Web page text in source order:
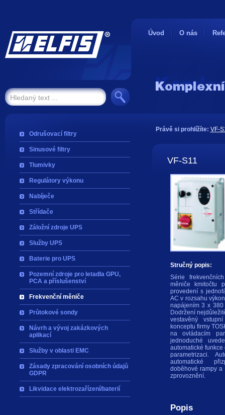
Úvod O nás
Odrušovací filtry
Sinusové filtry
Tlumivky
Regulátory výkonu
Nabíječe
Střídače
Záložní zdroje UPS
Služby UPS
Baterie pro UPS
Pozemní zdroje pro letadla GPU,
PCA a příslušenství
Frekvenční měniče
Průtokové sondy
Návrh a vývoj zakázkových
aplikací
Služby v oblasti EMC
Zásady zpracování osobních údajů
GDPR
Likvidace elektrozařízení/baterií
Právě si prohlížíte: VF-
VF-S11
Stručný popis:
Série
měniče kmitočtu
provedení s
AC v rozsahu
napájením 3 x
Dodržení
vestavěný
konceptu firmy
na ovládacím
jednoduché
automatické
parametrizaci.
automatické
doběhové rampy
zprovoznění.
Popis